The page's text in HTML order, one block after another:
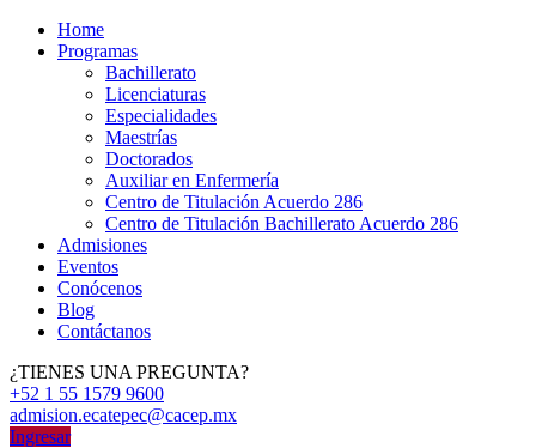
Home
Programas
Bachillerato
Licenciaturas
Especialidades
Maestrías
Doctorados
Auxiliar en Enfermería
Centro de Titulación Acuerdo 286
Centro de Titulación Bachillerato Acuerdo 286
Admisiones
Eventos
Conócenos
Blog
Contáctanos
¿TIENES UNA PREGUNTA?
+52 1 55 1579 9600
admision.ecatepec@cacep.mx
Ingresar